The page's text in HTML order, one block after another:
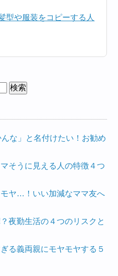
や服装をコピーする人
な」と名付けたい！お勧め
そうに見える人の特徴４つ
ヤ…！いい加減なママ友へ
夜勤生活の４つのリスクと
る義両親にモヤモヤする５